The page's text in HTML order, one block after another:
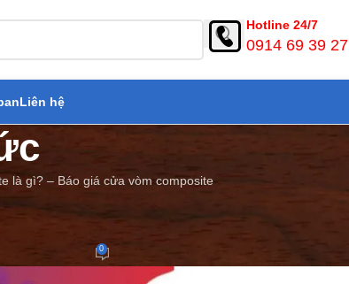
Hotline 24/7
0914 69 39 27
Liên hệ
là gì? – Báo giá cửa vòm composite
giá cửa vòm composite
0